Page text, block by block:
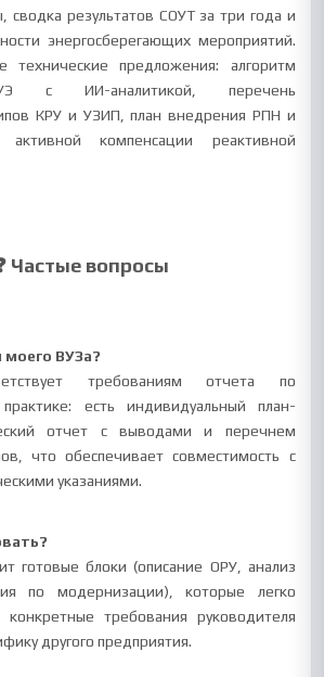
сводка результатов СОУТ за три года и
энергосберегающих мероприятий.
технические предложения: алгоритм
с ИИ-аналитикой, перечень
КРУ и УЗИП, план внедрения РПН и
компенсации реактивной
Частые вопросы
ВУЗа?
требованиям отчета по
есть индивидуальный план-
отчет с выводами и перечнем
что обеспечивает совместимость с
указаниями.
готовые блоки (описание ОРУ, анализ
по модернизации), которые легко
конкретные требования руководителя
другого предприятия.